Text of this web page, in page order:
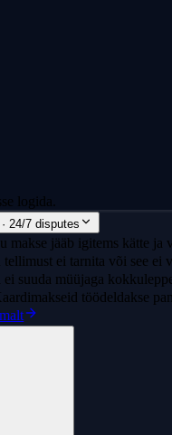
logida.
24/7 disputes
makse jääb igitems kätte ja
ei tarnita või see ei
ei suuda müüjaga
töödeldakse